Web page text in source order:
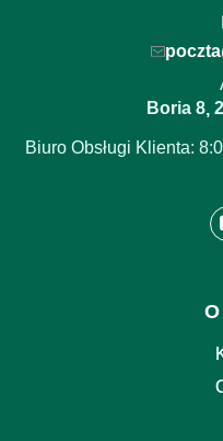
Boria 8,
Biuro Obsługi Klienta: